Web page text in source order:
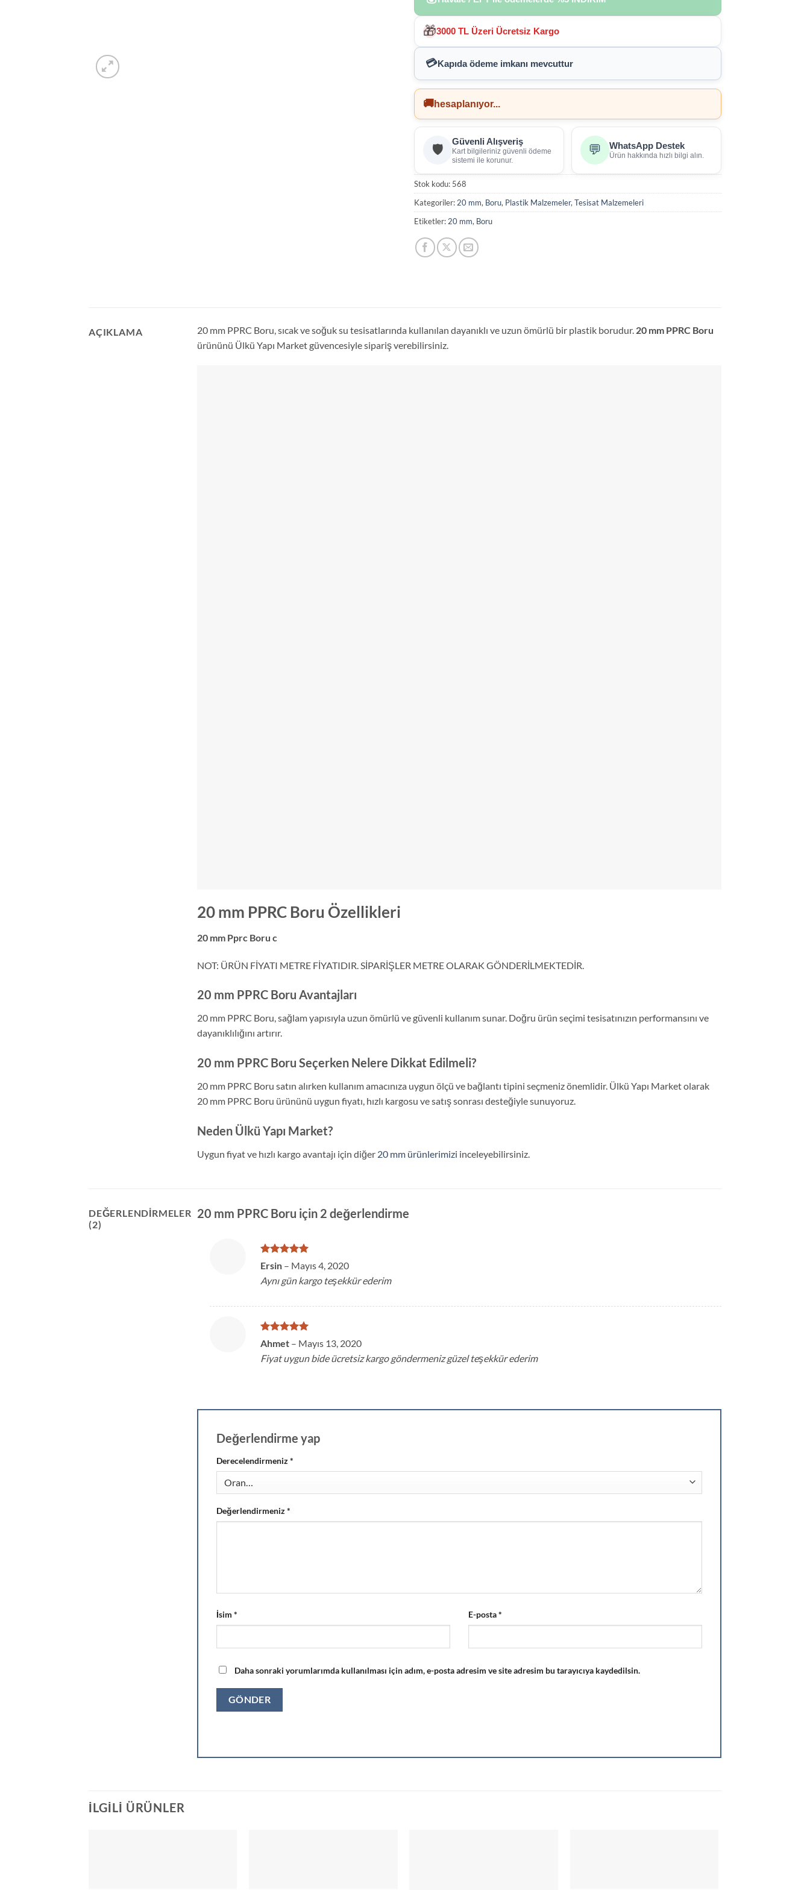
🎁3000 TL Üzeri Ücretsiz Kargo
💳Kapıda ödeme imkanı mevcuttur
🚚hesaplanıyor...
🛡️
Güvenli Alışveriş
Kart bilgileriniz güvenli ödeme
sistemi ile korunur.
💬 WhatsApp Destek
Ürün hakkında hızlı bilgi alın.
Stok kodu: 568
Kategoriler: 20 mm, Boru, Plastik Malzemeler, Tesisat Malzemeleri
Etiketler: 20 mm, Boru
AÇIKLAMA 20 mm PPRC Boru, sıcak ve soğuk su tesisatlarında kullanılan dayanıklı ve uzun ömürlü bir plastik borudur. 20 mm PPRC Boru
ürününü Ülkü Yapı Market güvencesiyle sipariş verebilirsiniz.
20 mm PPRC Boru Özellikleri
20 mm Pprc Boru c
NOT: ÜRÜN FİYATI METRE FİYATIDIR. SİPARİŞLER METRE OLARAK GÖNDERİLMEKTEDİR.
20 mm PPRC Boru Avantajları
20 mm PPRC Boru, sağlam yapısıyla uzun ömürlü ve güvenli kullanım sunar. Doğru ürün seçimi tesisatınızın performansını ve
dayanıklılığını artırır.
20 mm PPRC Boru Seçerken Nelere Dikkat Edilmeli?
20 mm PPRC Boru satın alırken kullanım amacınıza uygun ölçü ve bağlantı tipini seçmeniz önemlidir. Ülkü Yapı Market olarak
20 mm PPRC Boru ürününü uygun fiyatı, hızlı kargosu ve satış sonrası desteğiyle sunuyoruz.
Neden Ülkü Yapı Market?
Uygun fiyat ve hızlı kargo avantajı için diğer 20 mm ürünlerimizi inceleyebilirsiniz.
DEĞERLENDIRMELER
(2)
20 mm PPRC Boru için 2 değerlendirme
5 üzerinden
5oy aldı
Ersin – Mayıs 4, 2020
Aynı gün kargo teşekkür ederim
5 üzerinden
5 oy aldı
Ahmet – Mayıs 13, 2020
Fiyat uygun bide ücretsiz kargo göndermeniz güzel teşekkür ederim
Değerlendirme yap
Derecelendirmeniz*
Değerlendirmeniz*
İsim * E-posta*
Daha sonraki yorumlarımda kullanılması için adım, e-posta adresim ve site adresim bu tarayıcıya kaydedilsin.
İLGILI ÜRÜNLER